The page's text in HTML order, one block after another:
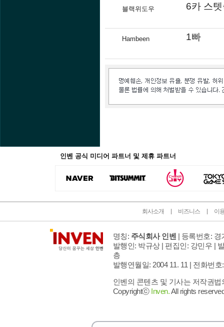
블랙위도우 6카 스
Hambeen 1빠
인벤 공식 미디어 파트너 및 제휴 파트너
회사소개 비즈니스 이
명칭: 주식회사 인벤 | 등록번호: 경
발행인: 박규상 | 편집인: 강민우 |
층
발행연월일: 2004 11. 11 | 전화번호
인벤의 콘텐츠 및 기사는 저작권
Copyrightⓒ Inven.All rights